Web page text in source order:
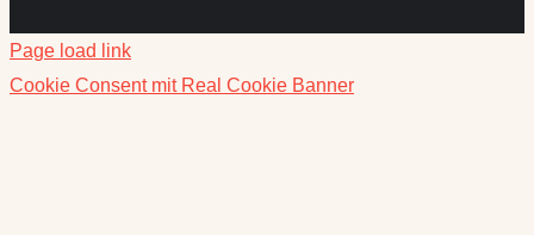
Page load link
Cookie Consent mit Real Cookie Banner